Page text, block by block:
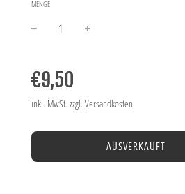
MENGE
Preis
€9,50
inkl. MwSt. zzgl. Versandkosten
AUSVERKAUFT